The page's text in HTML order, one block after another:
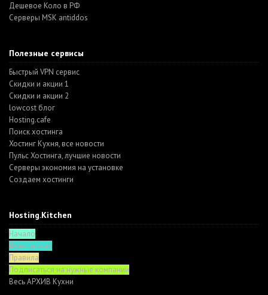
Дешевое Коло в РФ
Серверы MSK antiddos
Полезные сервисы
Быстрый VPN сервис
Скидки и акции 1
Скидки и акции 2
lowcost блог
Hosting.cafe
Поиск хостинга
Хостинг Кухня, все новости
Пульс Хостинга, лучшие новости
Серверы экономия на установке
Создаем хостинги
Hosting.Kitchen
Начало
Функционал
Правила
Подписаться на нужные компании
Весь АРХИВ Кухни